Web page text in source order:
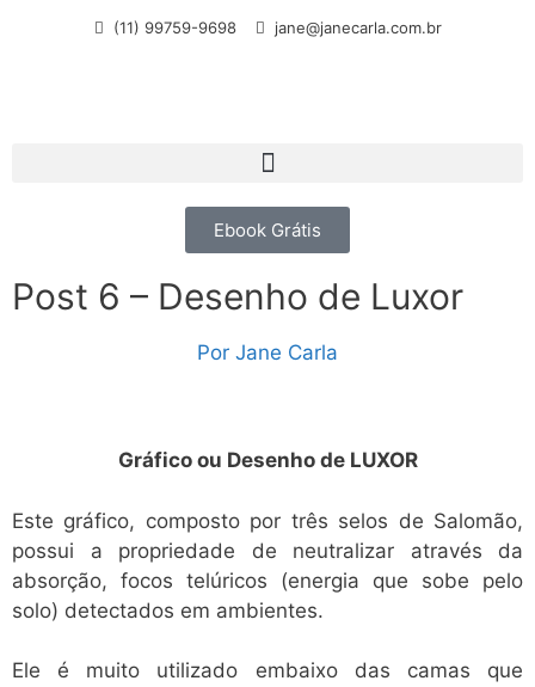
(11) 99759-9698 jane@janecarla.com.br
Ebook Grátis
Post 6 – Desenho de Luxor
Por Jane Carla
Gráfico ou Desenho de LUXOR
Este gráfico, composto por três selos de Salomão,
possui a propriedade de neutralizar através da
absorção, focos telúricos (energia que sobe pelo
solo) detectados em ambientes.
Ele é muito utilizado embaixo das camas que